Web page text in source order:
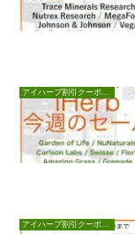
アイハーブ割引クーポンセール情報